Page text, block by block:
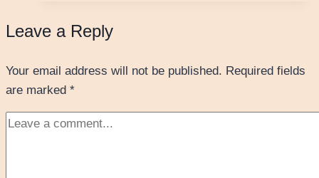
Leave a Reply
Your email address will not be published. Required fields
are marked *